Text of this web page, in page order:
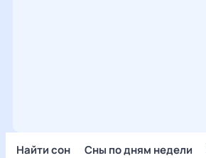
Найти сон Сны по дням недели